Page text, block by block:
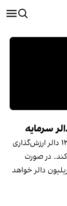
سرمایه
شرکت فضایی ایلان ماسک هر سهم خود را ۱۳۵ دالر ارزش‌گذاری
در صورت
این طرح، ارزش کل شرکت به ۱.۷۵ تریلیون دالر خواهد